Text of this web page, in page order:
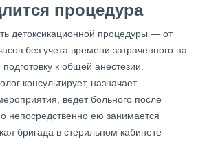
процедура
детоксикационной процедуры — от
без учета времени затраченного на
к общей анестезии.
консультирует, назначает
ведет больного после
непосредственно ею занимается
бригада в стерильном кабинете